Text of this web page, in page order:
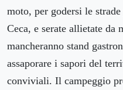
moto, per godersi le
Ceca, e serate allietate da
mancheranno stand
assaporare i sapori del
conviviali. Il campeggio